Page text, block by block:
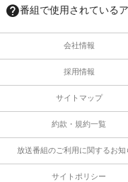
番組で使用されている
会社情報
採用情報
サイトマップ
約款・規約一覧
放送番組のご利用に関するお知
サイトポリシー